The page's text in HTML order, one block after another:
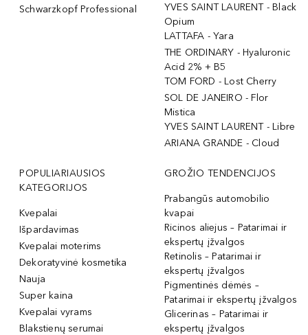
Schwarzkopf Professional
YVES SAINT LAURENT - Black
Opium
LATTAFA - Yara
THE ORDINARY - Hyaluronic
Acid 2% + B5
TOM FORD - Lost Cherry
SOL DE JANEIRO - Flor
Mistica
YVES SAINT LAURENT - Libre
ARIANA GRANDE - Cloud
POPULIARIAUSIOS
KATEGORIJOS
Kvepalai
Išpardavimas
Kvepalai moterims
Dekoratyvinė kosmetika
Nauja
Super kaina
Kvepalai vyrams
Blakstienų serumai
GROŽIO TENDENCIJOS
Prabangūs automobilio
kvapai
Ricinos aliejus – Patarimai ir
ekspertų įžvalgos
Retinolis – Patarimai ir
ekspertų įžvalgos
Pigmentinės dėmės –
Patarimai ir ekspertų įžvalgos
Glicerinas – Patarimai ir
ekspertų įžvalgos